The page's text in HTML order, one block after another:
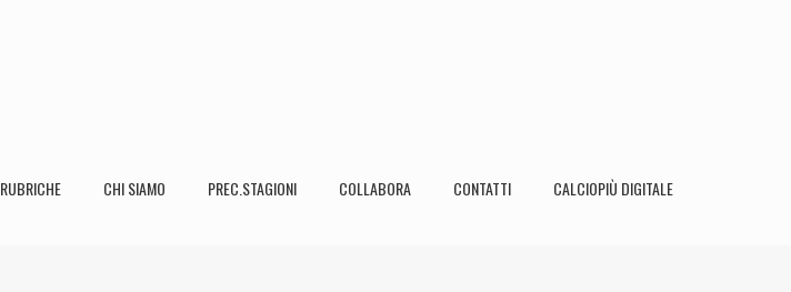
RUBRICHE CHI SIAMO PREC.STAGIONI COLLABORA CONTATTI CALCIOPIÙ DIGITALE